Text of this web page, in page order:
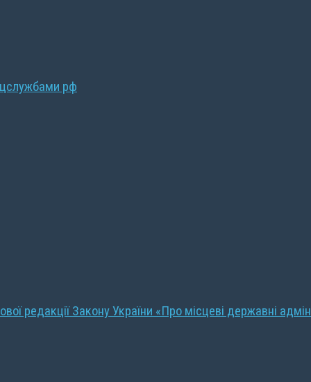
рф
редакції Закону України «Про місцеві державні